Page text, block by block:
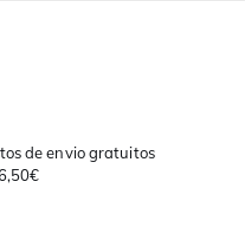
de envio gratuitos